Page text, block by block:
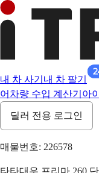
내 차 사기 내 차 팔기
어 차량 수입 계산기 아
딜러 전용 로그인
매물번호: 226578
타타대우 프리마 260